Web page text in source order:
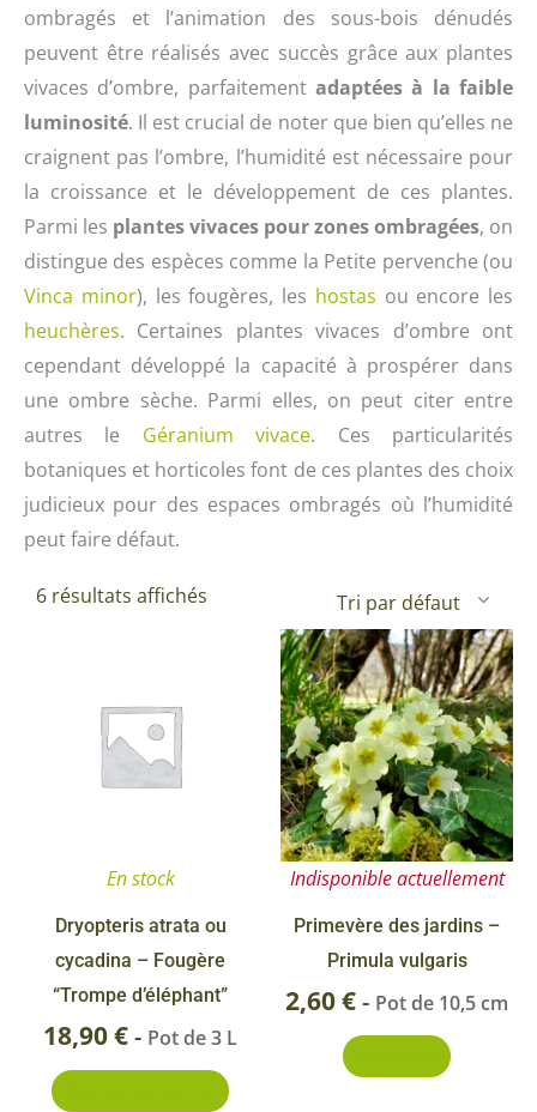
ombragés et l’animation des sous-bois dénudés
peuvent être réalisés avec succès grâce aux plantes
vivaces d’ombre, parfaitement adaptées à la faible
luminosité. Il est crucial de noter que bien qu’elles ne
craignent pas l’ombre, l’humidité est nécessaire pour
la croissance et le développement de ces plantes.
Parmi les plantes vivaces pour zones ombragées, on
distingue des espèces comme la Petite pervenche (ou
Vinca minor), les fougères, les hostas ou encore les
heuchères. Certaines plantes vivaces d’ombre ont
cependant développé la capacité à prospérer dans
une ombre sèche. Parmi elles, on peut citer entre
autres le Géranium vivace. Ces particularités
botaniques et horticoles font de ces plantes des choix
judicieux pour des espaces ombragés où l’humidité
peut faire défaut.
6 résultats affichés
En stock
Dryopteris atrata ou
cycadina – Fougère
“Trompe d’éléphant”
18,90€- Pot de 3 L
Indisponible actuellement
Primevère des jardins –
Primula vulgaris
2,60€- Pot de 10,5 cm